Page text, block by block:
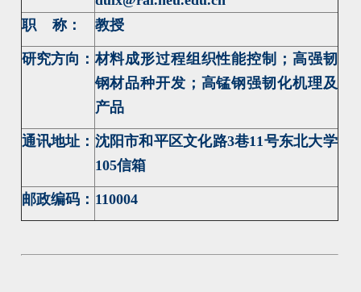
职 称：
教授
研究方向： 材料成形过程组织性能控制；高强韧
钢材品种开发；高锰钢强韧化机理及
产品
通讯地址： 沈阳市和平区文化路3巷11号东北大学
105信箱
邮政编码： 110004